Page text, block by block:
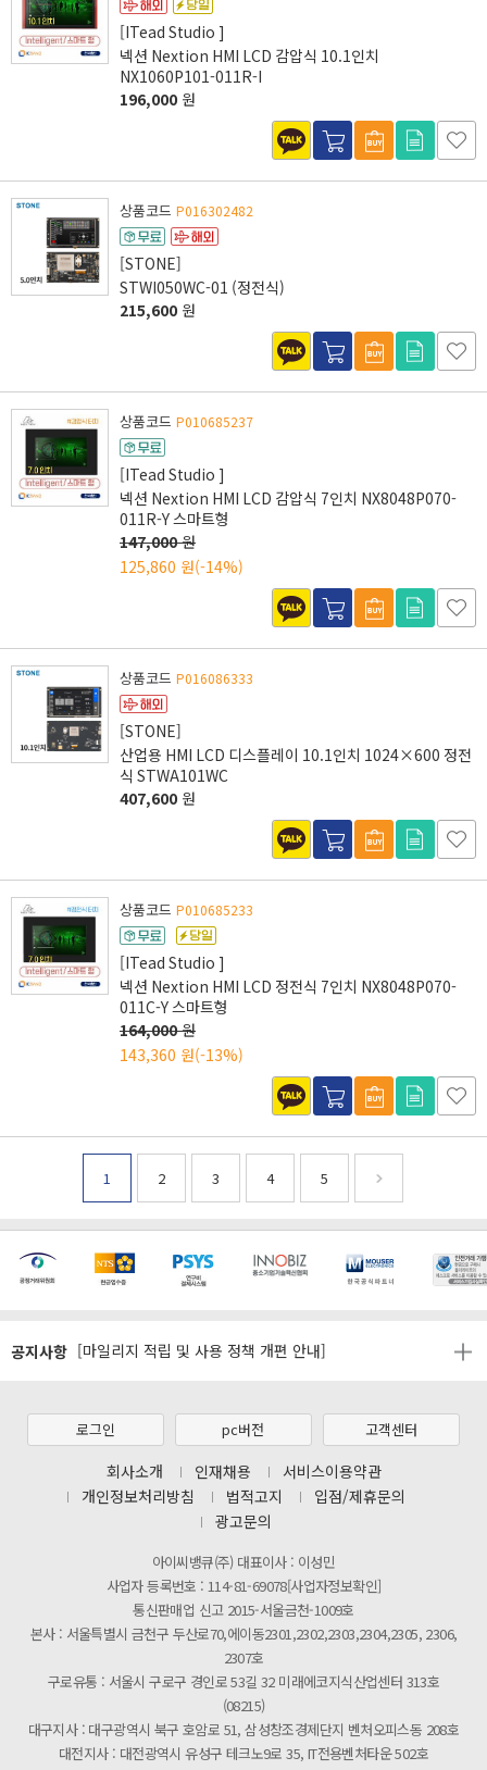
[ITead Studio ]
넥션 Nextion HMI LCD 감압식 10.1인치
NX1060P101-011R-I
196,000 원
상품코드 P016302482
[STONE]
STWI050WC-01 (정전식)
215,600 원
상품코드 P010685237
[ITead Studio ]
넥션 Nextion HMI LCD 감압식 7인치 NX8048P070-
011R-Y 스마트형
147,000원
125,860 원(-14%)
상품코드 P016086333
[STONE]
산업용 HMI LCD 디스플레이 10.1인치 1024×600 정전
식 STWA101WC
407,600 원
상품코드 P010685233
[ITead Studio ]
넥션 Nextion HMI LCD 정전식 7인치 NX8048P070-
011C-Y 스마트형
164,000원
143,360 원(-13%)
1 2 3 4 5
공지사항
[마일리지 적립 및 사용 정책 개편 안내]
[2026년 8월 신용카드 무이자 행사 안내]
[마일리지 적립 및 사용 정책 개편 안내]
제31기 정기주주총회 소집통지서
[마일리지 적립 및 사용 정책 개편 안내]
로그인 pc버전 고객센터
회사소개 인재채용
서비스이용약관
개인정보처리방침
법적고지
입점/제휴문의
광고문의
아이씨뱅큐(주) 대표이사 : 이성민
사업자 등록번호 : 114-81-69078[사업자정보확인]
통신판매업 신고 2015-서울금천-1009호
본사 : 서울특별시 금천구 두산로70,에이동2301,2302,2303,2304,2305, 2306,
2307호
구로유통 : 서울시 구로구 경인로 53길 32 미래에코지식산업센터 313호
(08215)
대구지사 : 대구광역시 북구 호암로 51, 삼성창조경제단지 벤처오피스동 208호
대전지사 : 대전광역시 유성구 테크노9로 35, IT전용벤처타운 502호